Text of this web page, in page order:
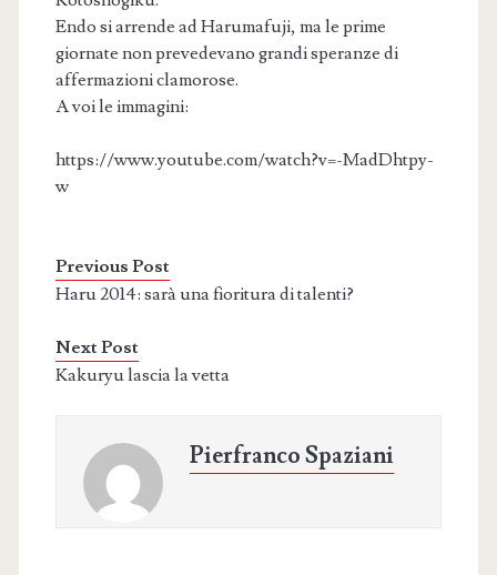
Endo si arrende ad Harumafuji, ma le prime
giornate non prevedevano grandi speranze di
affermazioni clamorose.
A voi le immagini:
https://www.youtube.com/watch?v=-MadDhtpy-
w
Previous Post
Haru 2014: sarà una fioritura di talenti?
Next Post
Kakuryu lascia la vetta
Pierfranco Spaziani